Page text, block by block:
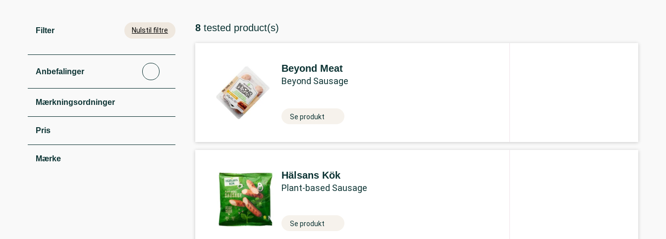
Filter Nulstil filtre
Anbefalinger
Mærkningsordninger
Pris
Mærke
8 tested product(s)
Beyond Meat
Beyond Sausage
Se produkt
Hälsans Kök
Plant-based Sausage
Se produkt